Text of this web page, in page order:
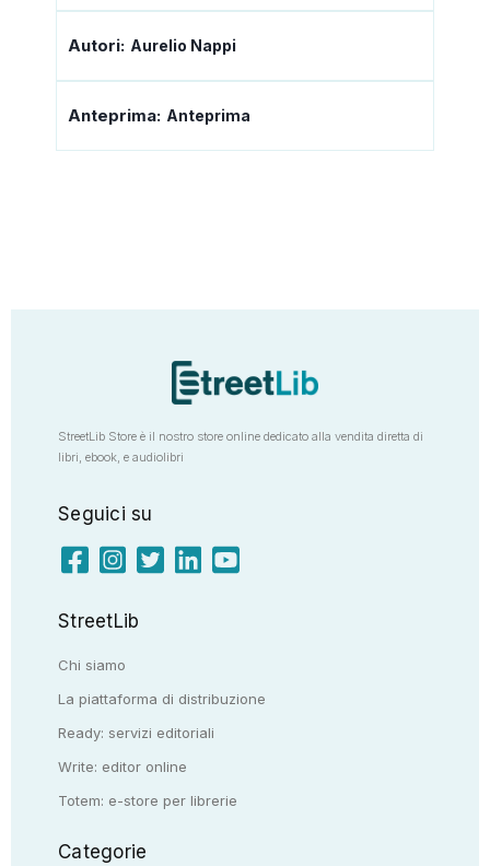
Autori: Aurelio Nappi
Anteprima: Anteprima
StreetLib Store è il nostro store online dedicato alla vendita diretta di
libri, ebook, e audiolibri
Seguici su
StreetLib
Chi siamo
La piattaforma di distribuzione
Ready: servizi editoriali
Write: editor online
Totem: e-store per librerie
Categorie